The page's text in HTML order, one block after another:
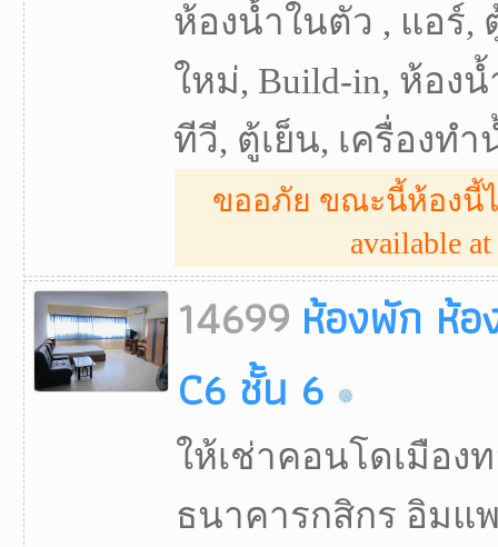
ห้องน้ำในตัว , แอร์,
ใหม่, Build-in, ห้อง
ทีวี, ตู้เย็น, เครื่องท
ขออภัย ขณะนี้ห้องนี้ไ
available
14699 ห้องพัก ห้อ
C6 ชั้น 6
ให้เช่าคอนโดเมือง
ธนาคารกสิกร อิมแ